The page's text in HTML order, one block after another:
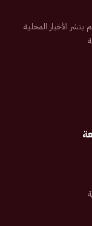
سعودية تم تأسيسها عام 2007م تهتم بنشر الأخبار المحلية